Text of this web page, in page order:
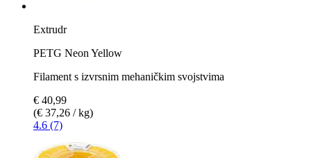
Extrudr
PETG Neon Yellow
Filament s izvrsnim mehaničkim svojstvima
€ 40,99
(€ 37,26 / kg)
4.6 (7)